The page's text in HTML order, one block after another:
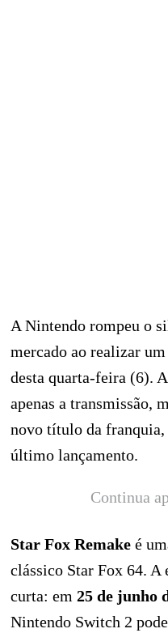
A Nintendo rompeu o
mercado ao realizar
desta quarta-feira (6).
apenas a transmissão,
novo título da franquia,
último lançamento.
Continua
Star Fox Remake é
clássico Star Fox 64. A
curta: em 25 de junho
Nintendo Switch 2